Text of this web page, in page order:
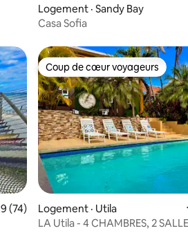
Logement · Sandy Bay
Casa Sofia
moyenne de 4,89 sur 5, 74
(74)
Coup de cœur voyageurs
Coup de cœur voyageurs
Logement · Utila
LA Utila - 4 CHAMBRES, 2